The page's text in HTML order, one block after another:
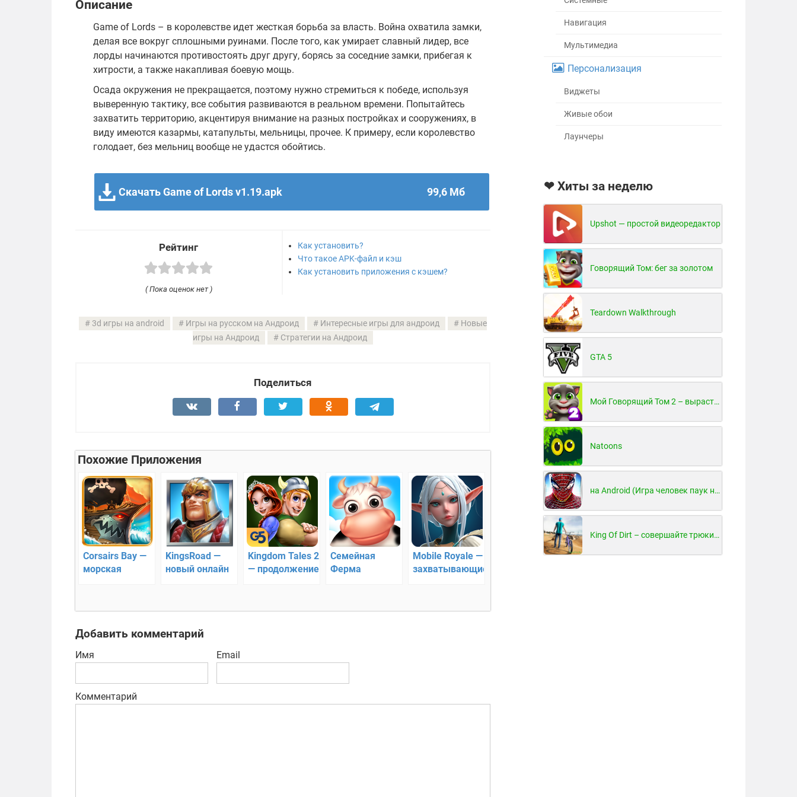
Описание
Game of Lords – в королевстве идет жесткая борьба за власть. Война охватила замки,
делая все вокруг сплошными руинами. После того, как умирает славный лидер, все
лорды начинаются противостоять друг другу, борясь за соседние замки, прибегая к
хитрости, а также накапливая боевую мощь.
Осада окружения не прекращается, поэтому нужно стремиться к победе, используя
выверенную тактику, все события развиваются в реальном времени. Попытайтесь
захватить территорию, акцентируя внимание на разных постройках и сооружениях, в
виду имеются казармы, катапульты, мельницы, прочее. К примеру, если королевство
голодает, без мельниц вообще не удастся обойтись.
Скачать Game of Lords v1.19.apk 99,6 Мб
Рейтинг
( Пока оценок нет )
Как установить?
Что такое APK-файл и кэш
Как установить приложения с кэшем?
3d игры на android Игры на русском на Андроид Интересные игры для андроид
Новые
игры на Андроид
Стратегии на Андроид
Поделиться
Похожие Приложения
Corsairs Bay —
морская
KingsRoad —
новый онлайн
Kingdom Tales 2
— продолжение
Семейная
Ферма
Mobile Royale —
захватывающие
Добавить комментарий
Имя Email
Комментарий
Навигация
Мультимедиа
Персонализация
Виджеты
Живые обои
Лаунчеры
❤ Хиты за неделю
Upshot — простой видеоредактор
Говорящий Том: бег за золотом
Teardown Walkthrough
GTA 5
Мой Говорящий Том 2 – вырасти и воспитай своего котенка
Natoons
на Android (Игра человек паук на Android)
King Of Dirt – совершайте трюки на велосипеде!